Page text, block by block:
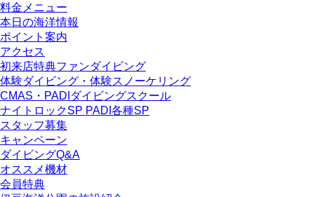
料金メニュー
本日の海洋情報
ポイント案内
アクセス
初来店特典ファンダイビング
体験ダイビング・体験スノーケリング
CMAS・PADIダイビングスクール
ナイトロックSP PADI各種SP
スタッフ募集
キャンペーン
ダイビングQ&A
オススメ機材
会員特典